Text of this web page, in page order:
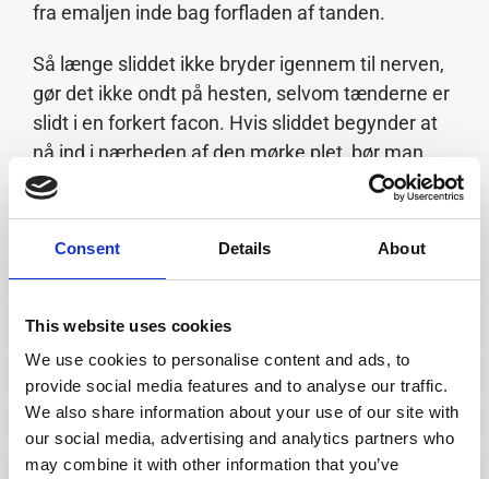
Consent Details About
This website uses cookies
We use cookies to personalise content and ads, to
provide social media features and to analyse our traffic.
We also share information about your use of our site with
our social media, advertising and analytics partners who
may combine it with other information that you’ve
fra emaljen inde bag forfladen af tanden.
Så længe sliddet ikke bryder igennem til nerven,
gør det ikke ondt på hesten, selvom tænderne er
slidt i en forkert facon. Hvis sliddet begynder at
nå ind i nærheden af den mørke plet, bør man
overveje om man kan finde en løsning, der slider
skade tanden så meget, at den ikke kan reddes.
et tegn på at skaden er sket. Så er der hul hele
vejen til nerven på tanden, og hesten har
tandpine. Små røde pletter i tandkødet omkring
tanden, fistler, der ligner bumser og kan
indeholde betændelse, er også tegn på at der er
sket skade på tanden.